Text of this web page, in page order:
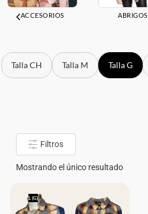
ACCESORIOS ABRIGOS
Talla CH Talla M Talla G
Filtros
Mostrando el único resultado
L (G)